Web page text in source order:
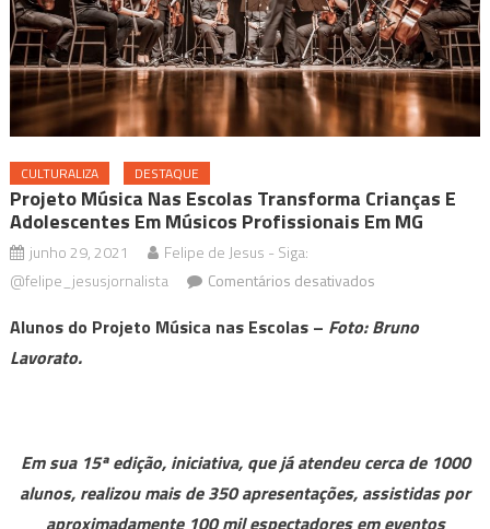
CULTURALIZA DESTAQUE
Projeto Música Nas Escolas Transforma Crianças E
Adolescentes Em Músicos Profissionais Em MG
junho 29, 2021
Felipe de Jesus - Siga:
@felipe_jesusjornalista
Comentários desativadosem
Música
e
adolescentes
Alunos do Projeto Música nas Escolas – Foto: Bruno
Lavorato.
Em sua 15ª edição, iniciativa, que já atendeu cerca de 1000
alunos, realizou mais de 350 apresentações, assistidas por
aproximadamente 100 mil espectadores em eventos